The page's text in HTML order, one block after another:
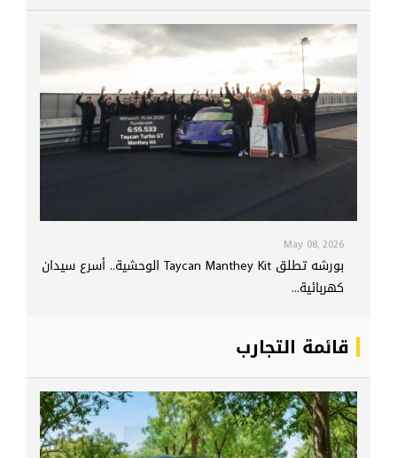
May 08, 2026
بورشه تطلق Taycan Manthey Kit الوحشية.. أسرع سيدان
كهربائية...
قائمة التجارب